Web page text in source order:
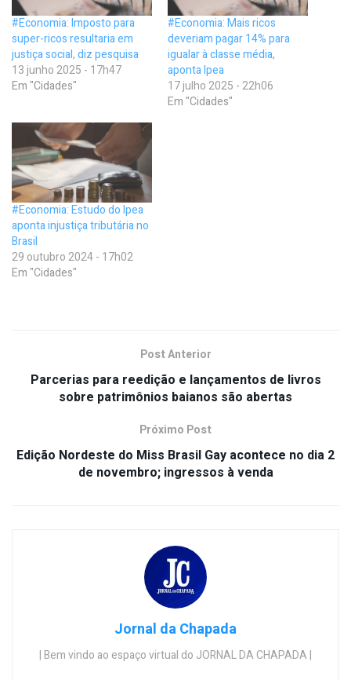
#Economia: Imposto para
super-ricos resultaria em
justiça social, diz pesquisa
13 junho 2025 - 17h47
Em "Cidades"
#Economia: Mais ricos
deveriam pagar 14% para
igualar à classe média,
aponta Ipea
17 julho 2025 - 22h06
Em "Cidades"
#Economia: Estudo do Ipea
aponta injustiça tributária no
Brasil
29 outubro 2024 - 17h02
Em "Cidades"
Post Anterior
Parcerias para reedição e lançamentos de livros
sobre patrimônios baianos são abertas
Próximo Post
Edição Nordeste do Miss Brasil Gay acontece no dia 2
de novembro; ingressos à venda
Jornal da Chapada
| Bem vindo ao espaço virtual do JORNAL DA CHAPADA |